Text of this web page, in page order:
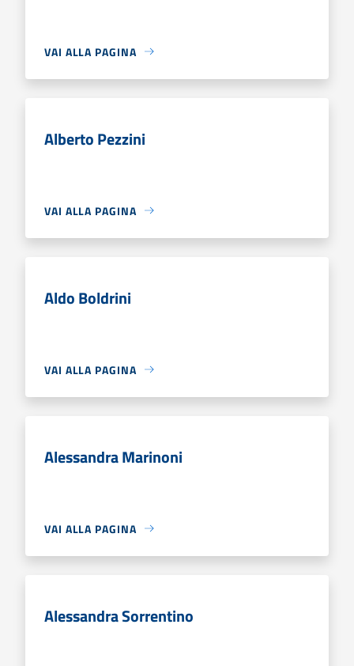
VAI ALLA PAGINA
Alberto Pezzini
VAI ALLA PAGINA
Aldo Boldrini
VAI ALLA PAGINA
Alessandra Marinoni
VAI ALLA PAGINA
Alessandra Sorrentino